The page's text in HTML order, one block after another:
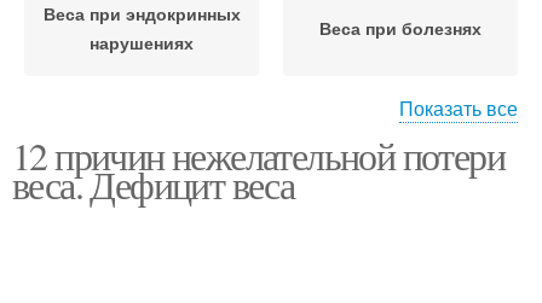
Веса при эндокринных
нарушениях
Веса при болезнях
аппетите
Показать все
12 причин нежелательной потери
веса. Дефицит веса